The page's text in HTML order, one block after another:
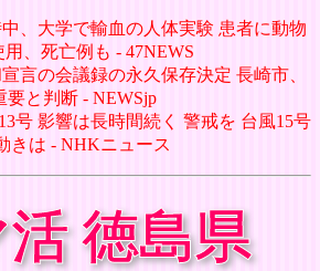
中、大学で輸血の人体実験 患者に動物
用、死亡例も - 47NEWS
言の会議録の永久保存決定 長崎市、
要と判断 - NEWSjp
号 影響は長時間続く 警戒を 台風15号
きは - NHKニュース
徳島県